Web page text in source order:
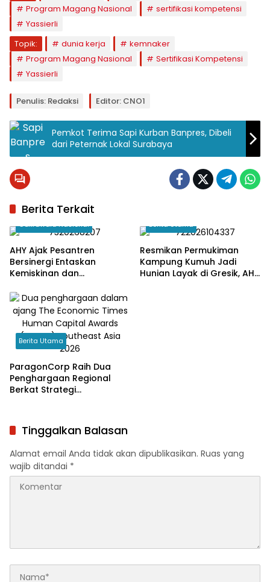
Program Magang Nasional
sertifikasi kompetensi
Yassierli
Topik:
dunia kerja
kemnaker
Program Magang Nasional
Sertifikasi Kompetensi
Yassierli
Penulis: Redaksi Editor: CNO1
Pemkot Terima Sapi Kurban Banpres, Dibeli
dari Peternak Lokal Surabaya
Berita Terkait
Cakrawala Nasional
AHY Ajak Pesantren
Bersinergi Entaskan
Kemiskinan dan
Berita Utama
Resmikan Permukiman
Kampung Kumuh Jadi
Hunian Layak di Gresik, AHY
Berita Utama
ParagonCorp Raih Dua
Penghargaan Regional
Berkat Strategi
Tinggalkan Balasan
Alamat email Anda tidak akan dipublikasikan. Ruas yang
wajib ditandai *